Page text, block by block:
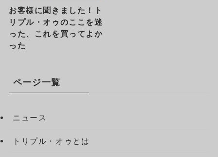
お客様に聞きました！ト
リプル・オゥのここを迷
った、これを買ってよか
った
ページ一覧
ニュース
トリプル・オゥとは